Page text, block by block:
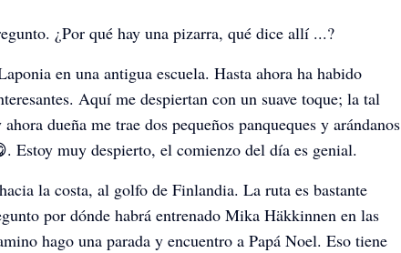
¿Por qué hay una pizarra, qué dice allí ...?
en una antigua escuela. Hasta ahora ha habido
Aquí me despiertan con un suave toque; la tal
dueña me trae dos pequeños panqueques y arándanos
Estoy muy despierto, el comienzo del día es genial.
la costa, al golfo de Finlandia. La ruta es bastante
por dónde habrá entrenado Mika Häkkinnen en las
hago una parada y encuentro a Papá Noel. Eso tiene